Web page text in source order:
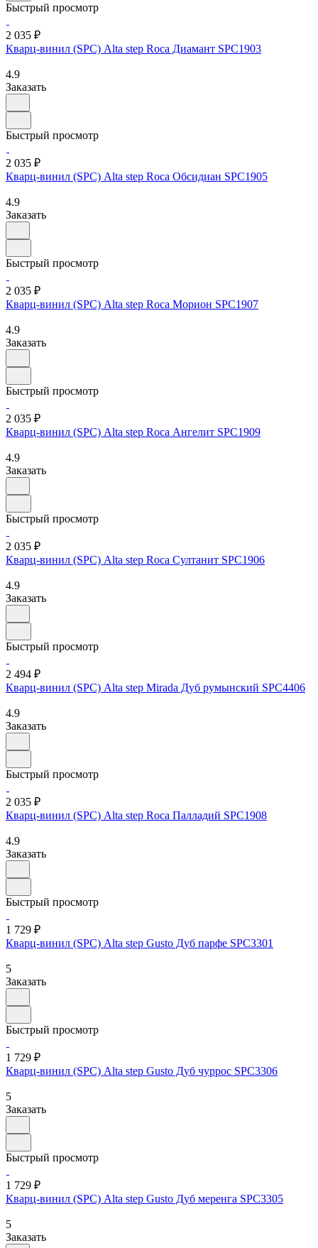
Быстрый просмотр
2 035 ₽
Кварц-винил (SPC) Alta step Roca Диамант SPC1903
4.9
Заказать
Быстрый просмотр
2 035 ₽
Кварц-винил (SPC) Alta step Roca Обсидиан SPC1905
4.9
Заказать
Быстрый просмотр
2 035 ₽
Кварц-винил (SPC) Alta step Roca Морион SPC1907
4.9
Заказать
Быстрый просмотр
2 035 ₽
Кварц-винил (SPC) Alta step Roca Ангелит SPC1909
4.9
Заказать
Быстрый просмотр
2 035 ₽
Кварц-винил (SPC) Alta step Roca Султанит SPC1906
4.9
Заказать
Быстрый просмотр
2 494 ₽
Кварц-винил (SPC) Alta step Mirada Дуб румынский SPC4406
4.9
Заказать
Быстрый просмотр
2 035 ₽
Кварц-винил (SPC) Alta step Roca Палладий SPC1908
4.9
Заказать
Быстрый просмотр
1 729 ₽
Кварц-винил (SPC) Alta step Gusto Дуб парфе SPC3301
5
Заказать
Быстрый просмотр
1 729 ₽
Кварц-винил (SPC) Alta step Gusto Дуб чуррос SPC3306
5
Заказать
Быстрый просмотр
1 729 ₽
Кварц-винил (SPC) Alta step Gusto Дуб меренга SPC3305
5
Заказать